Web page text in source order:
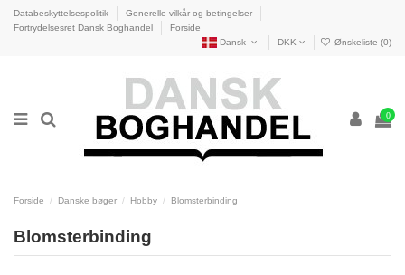
Databeskyttelsespolitik
Generelle vilkår og betingelser
Fortrydelsesret Dansk Boghandel
Forside
Dansk
DKK Ønskeliste (0)
0
Forside Danske bøger Hobby Blomsterbinding
Blomsterbinding